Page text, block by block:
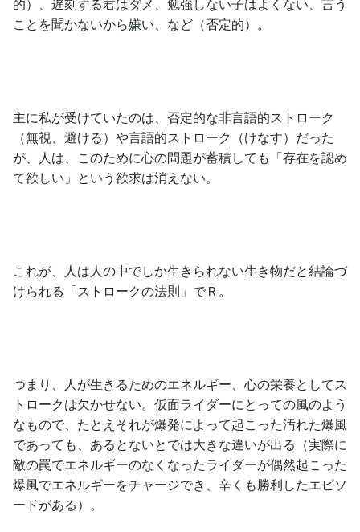
ことを聞かないから嫌い、など（否定的）。
主に私が受けていたのは、否定的な非言語的ストローク
（無視、避ける）や言語的ストローク（けなす）だった
が、人は、このために心の問題が蓄積しても「存在を認め
て欲しい」という欲求は消えない。
これが、人は人の中でしか生きられない生き物だと結論づ
けられる「ストロークの法則」でＲ。
つまり、人が生きるためのエネルギー、心の栄養としてス
トロークは欠かせない。仮面ライダーにとっての風のよう
なもので、たとえそれが爆発によって起こった汚れた爆風
であっても、あるとないとでは大きな違いが出る（実際に
敵の罠でエネルギーのなくなったライダーが偶然起こった
爆風でエネルギーをチャージでき、辛くも勝利したエピソ
ードがある）。